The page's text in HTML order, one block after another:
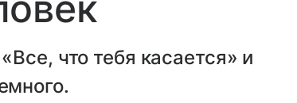
что тебя касается» и